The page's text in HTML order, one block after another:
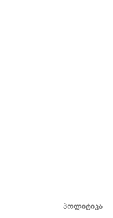
პოლიტიკა